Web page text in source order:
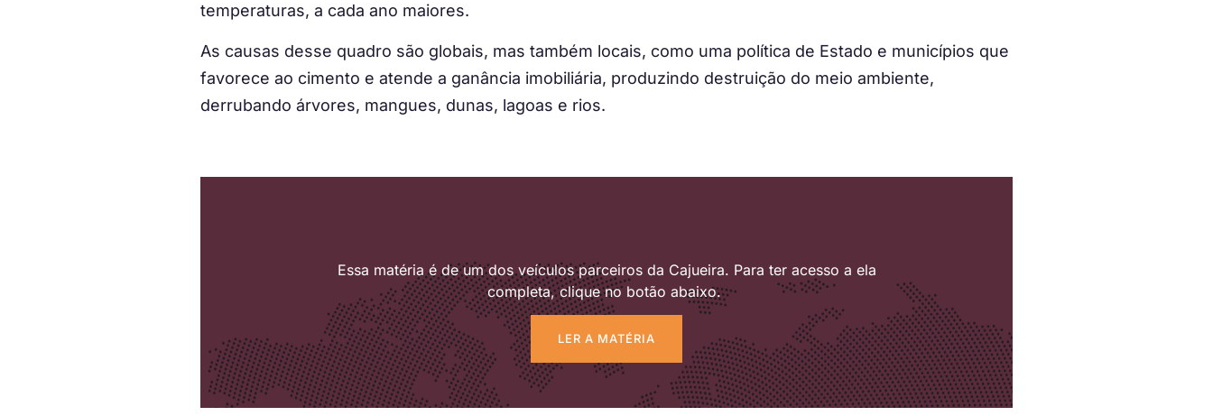
temperaturas, a cada ano maiores.
As causas desse quadro são globais, mas também locais, como uma política de Estado e municípios que
favorece ao cimento e atende a ganância imobiliária, produzindo destruição do meio ambiente,
derrubando árvores, mangues, dunas, lagoas e rios.
Essa matéria é de um dos veículos parceiros da Cajueira. Para ter acesso a ela
completa, clique no botão abaixo.
LER A MATÉRIA